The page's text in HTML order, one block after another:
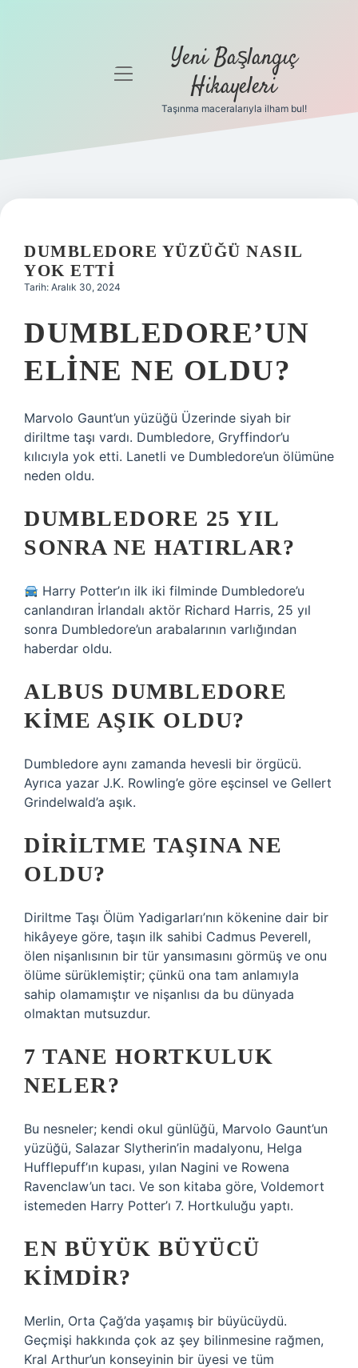
Gizlilik
Hakkımızda
menüyü
Yeni Başlangıç
Hikayeleri
Taşınma maceralarıyla ilham bul!
DUMBLEDORE YÜZÜĞÜ NASIL
YOK ETTI
Tarih: Aralık 30, 2024
DUMBLEDORE’UN
ELINE NE OLDU?
Marvolo Gaunt’un yüzüğü Üzerinde siyah bir
diriltme taşı vardı. Dumbledore, Gryffindor’u
kılıcıyla yok etti. Lanetli ve Dumbledore’un ölümüne
neden oldu.
DUMBLEDORE 25 YIL
SONRA NE HATIRLAR?
Harry Potter’ın ilk iki filminde Dumbledore’u
canlandıran İrlandalı aktör Richard Harris, 25 yıl
sonra Dumbledore’un arabalarının varlığından
haberdar oldu.
ALBUS DUMBLEDORE
KIME AŞIK OLDU?
Dumbledore aynı zamanda hevesli bir örgücü.
Ayrıca yazar J.K. Rowling’e göre eşcinsel ve Gellert
Grindelwald’a aşık.
DIRILTME TAŞINA NE
OLDU?
Diriltme Taşı Ölüm Yadigarları’nın kökenine dair bir
hikâyeye göre, taşın ilk sahibi Cadmus Peverell,
ölen nişanlısının bir tür yansımasını görmüş ve onu
ölüme sürüklemiştir; çünkü ona tam anlamıyla
sahip olamamıştır ve nişanlısı da bu dünyada
olmaktan mutsuzdur.
7 TANE HORTKULUK
NELER?
Bu nesneler; kendi okul günlüğü, Marvolo Gaunt’un
yüzüğü, Salazar Slytherin’in madalyonu, Helga
Hufflepuff’ın kupası, yılan Nagini ve Rowena
Ravenclaw’un tacı. Ve son kitaba göre, Voldemort
istemeden Harry Potter’ı 7. Hortkuluğu yaptı.
EN BÜYÜK BÜYÜCÜ
KIMDIR?
Merlin, Orta Çağ’da yaşamış bir büyücüydü.
Geçmişi hakkında çok az şey bilinmesine rağmen,
Kral Arthur’un konseyinin bir üyesi ve tüm